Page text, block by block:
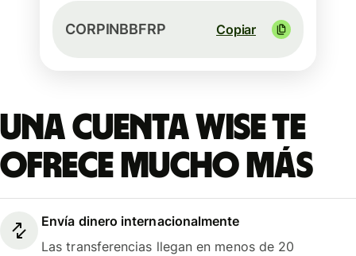
CORPINBBFRP Copiar
Una cuenta Wise te
ofrece mucho más
Envía dinero internacionalmente
Las transferencias llegan en menos de 20